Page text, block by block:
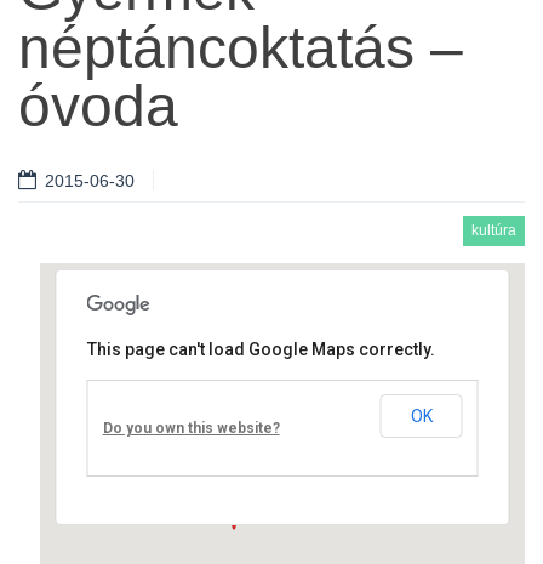
néptáncoktatás –
óvoda
2015-06-30
kultúra
Művelődési ház
Fő út 8 - Nagyréde
This page can't load Google Maps correctly.
Do you own this website?
OK